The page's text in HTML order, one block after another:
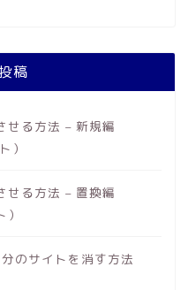
稿
せる方法 – 新規編
）
せる方法 – 置換編
のサイトを消す方法